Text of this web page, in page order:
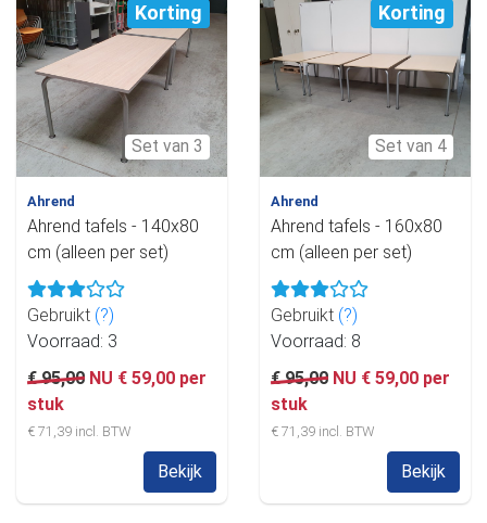
Korting
Set van 3
Ahrend
Ahrend tafels - 140x80
cm (alleen per set)
Gebruikt (?)
Voorraad: 3
€ 95,00 NU € 59,00 per
stuk
€ 71,39 incl. BTW
Bekijk
Korting
Set van 4
Ahrend
Ahrend tafels - 160x80
cm (alleen per set)
Gebruikt (?)
Voorraad: 8
€ 95,00 NU € 59,00 per
stuk
€ 71,39 incl. BTW
Bekijk